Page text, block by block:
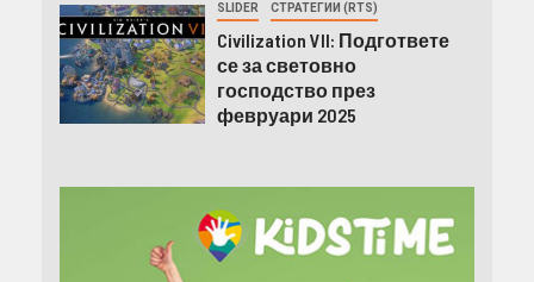
SLIDER СТРАТЕГИИ (RTS)
Civilization VII: Подгответе
се за световно
господство през
февруари 2025